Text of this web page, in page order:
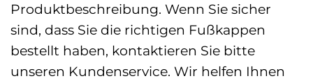
Produktbeschreibung. Wenn Sie sicher
sind, dass Sie die richtigen Fußkappen
bestellt haben, kontaktieren Sie bitte
unseren Kundenservice. Wir helfen Ihnen